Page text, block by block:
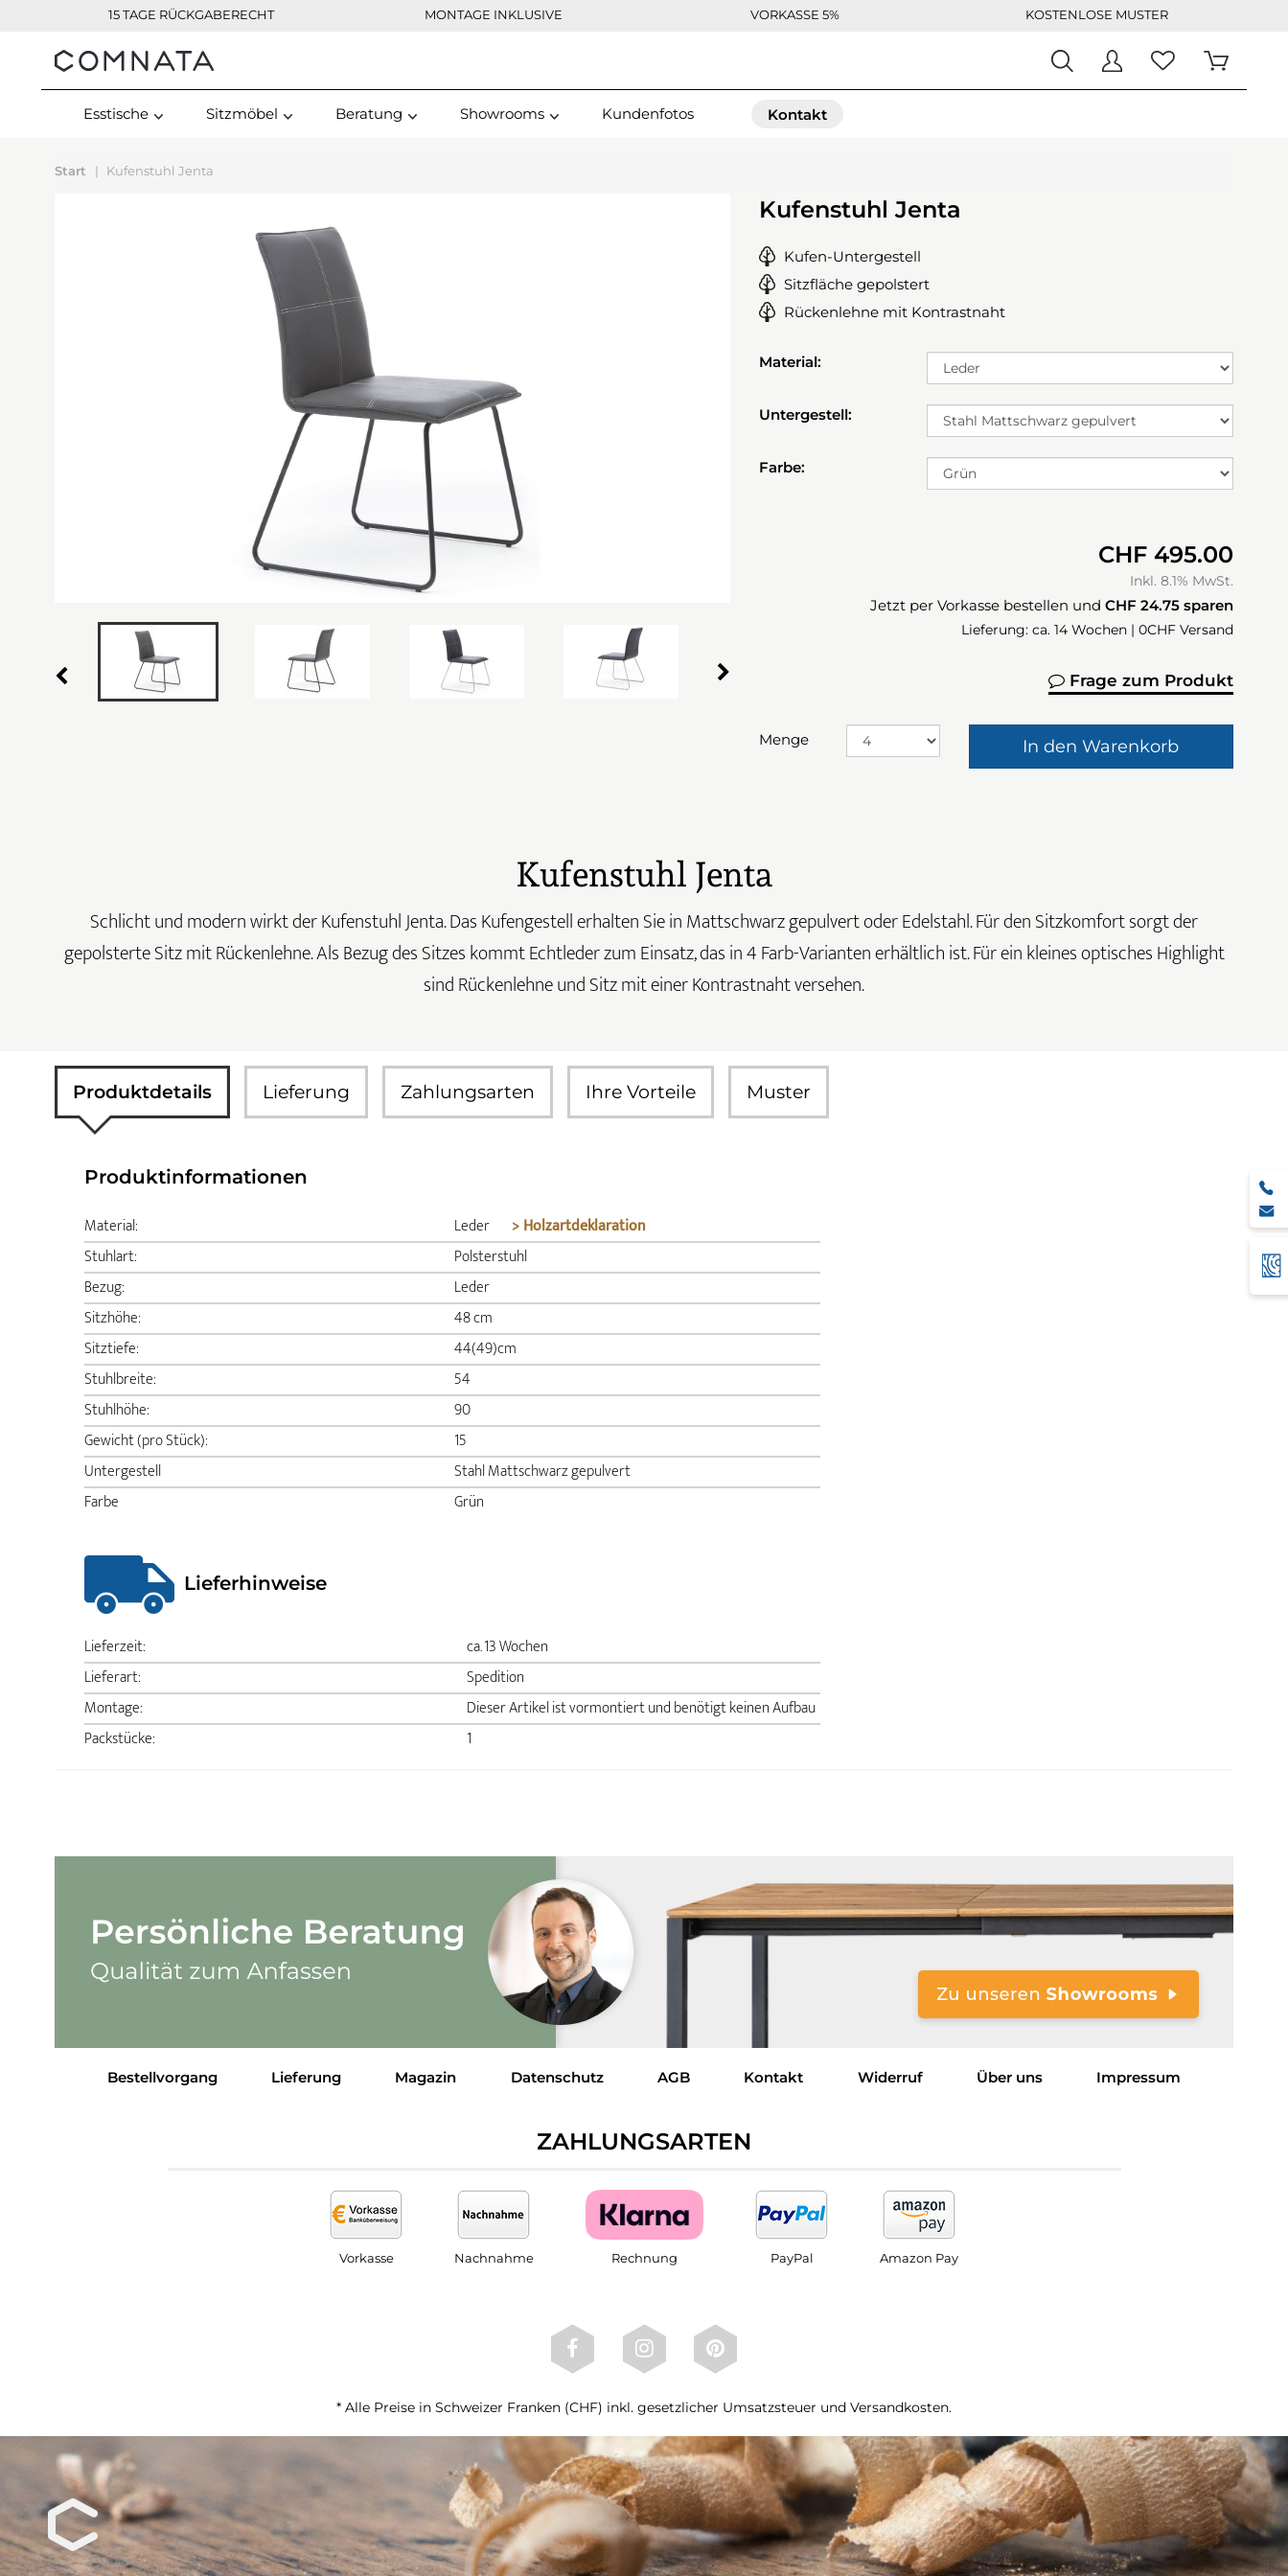
15 TAGE RÜCKGABERECHT MONTAGE INKLUSIVE VORKASSE 5% KOSTENLOSE MUSTER
Kontakt
Esstische Sitzmöbel Beratung Showrooms Kundenfotos Kontakt
Start Kufenstuhl Jenta
Kufenstuhl Jenta
Kufen-Untergestell
Sitzfläche gepolstert
Rückenlehne mit Kontrastnaht
Material:
Untergestell:
Farbe:
CHF 495.00
Inkl. 8.1% MwSt.
Jetzt per Vorkasse bestellen und CHF 24.75 sparen
Lieferung: ca. 14 Wochen | 0CHF Versand
Frage zum Produkt
Menge In den Warenkorb
Kufenstuhl Jenta
Schlicht und modern wirkt der Kufenstuhl Jenta. Das Kufengestell erhalten Sie in Mattschwarz gepulvert oder Edelstahl. Für den Sitzkomfort sorgt der
gepolsterte Sitz mit Rückenlehne. Als Bezug des Sitzes kommt Echtleder zum Einsatz, das in 4 Farb-Varianten erhältlich ist. Für ein kleines optisches Highlight
sind Rückenlehne und Sitz mit einer Kontrastnaht versehen.
Produktdetails Lieferung Zahlungsarten Ihre Vorteile Muster
Produktinformationen
Material: Leder
> Holzartdeklaration
Stuhlart:
Polsterstuhl
Bezug:
Leder
Sitzhöhe:
48 cm
Sitztiefe:
44(49)cm
Stuhlbreite:
54
Stuhlhöhe:
90
Gewicht (pro Stück):
15
Untergestell
Stahl Mattschwarz gepulvert
Farbe
Grün
Lieferhinweise
Lieferzeit:
ca. 13 Wochen
Lieferart:
Spedition
Montage:
Dieser Artikel ist vormontiert und benötigt keinen Aufbau
Packstücke:
1
Bestellvorgang Lieferung Magazin Datenschutz AGB Kontakt Widerruf Über uns Impressum
ZAHLUNGSARTEN
Vorkasse Nachnahme Rechnung PayPal Amazon Pay
* Alle Preise in Schweizer Franken (CHF) inkl. gesetzlicher Umsatzsteuer und Versandkosten.